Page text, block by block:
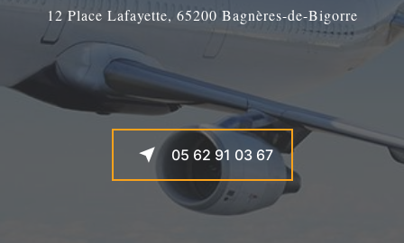
12 Place Lafayette, 65200 Bagnères-de-Bigorre
05 62 91 03 67